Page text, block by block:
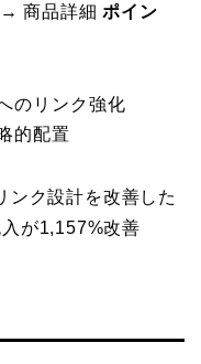
→ 商品詳細ポイン
のリンク強化
的配置
ンク設計を改善した
が1,157%改善